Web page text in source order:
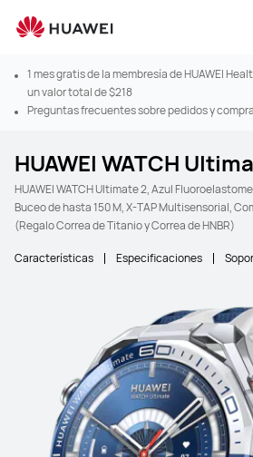
1 mes gratis de la membresía de HUAWEI
un valor total de $218
Preguntas frecuentes sobre pedidos y
HUAWEI WATCH
HUAWEI WATCH Ultimate 2, Azul
Buceo de hasta 150 M, X-TAP Multisensorial,
(Regalo Correa de Titanio y Correa de HNBR)
Características Especificaciones